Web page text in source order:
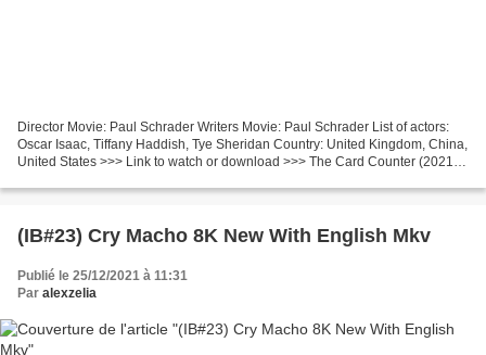
Director Movie: Paul Schrader Writers Movie: Paul Schrader List of actors:
Oscar Isaac, Tiffany Haddish, Tye Sheridan Country: United Kingdom, China,
United States >>> Link to watch or download >>> The Card Counter (2021)
(IB#23) Cry Macho 8K New With English Mkv
Publié le 25/12/2021 à 11:31
Par alexzelia